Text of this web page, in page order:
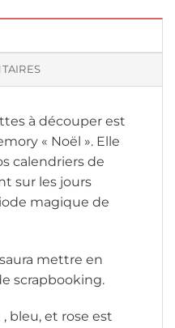
à découper est
« Noël ». Elle
calendriers de
sur les jours
magique de
mettre en
scrapbooking.
bleu, et rose est